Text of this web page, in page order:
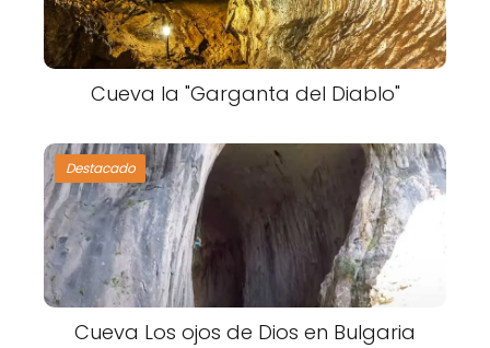
Cueva la "Garganta del Diablo"
Destacado
Cueva Los ojos de Dios en Bulgaria